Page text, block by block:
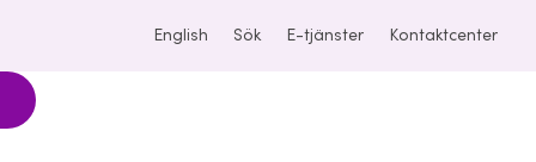
English Sök E-tjänster Kontaktcenter